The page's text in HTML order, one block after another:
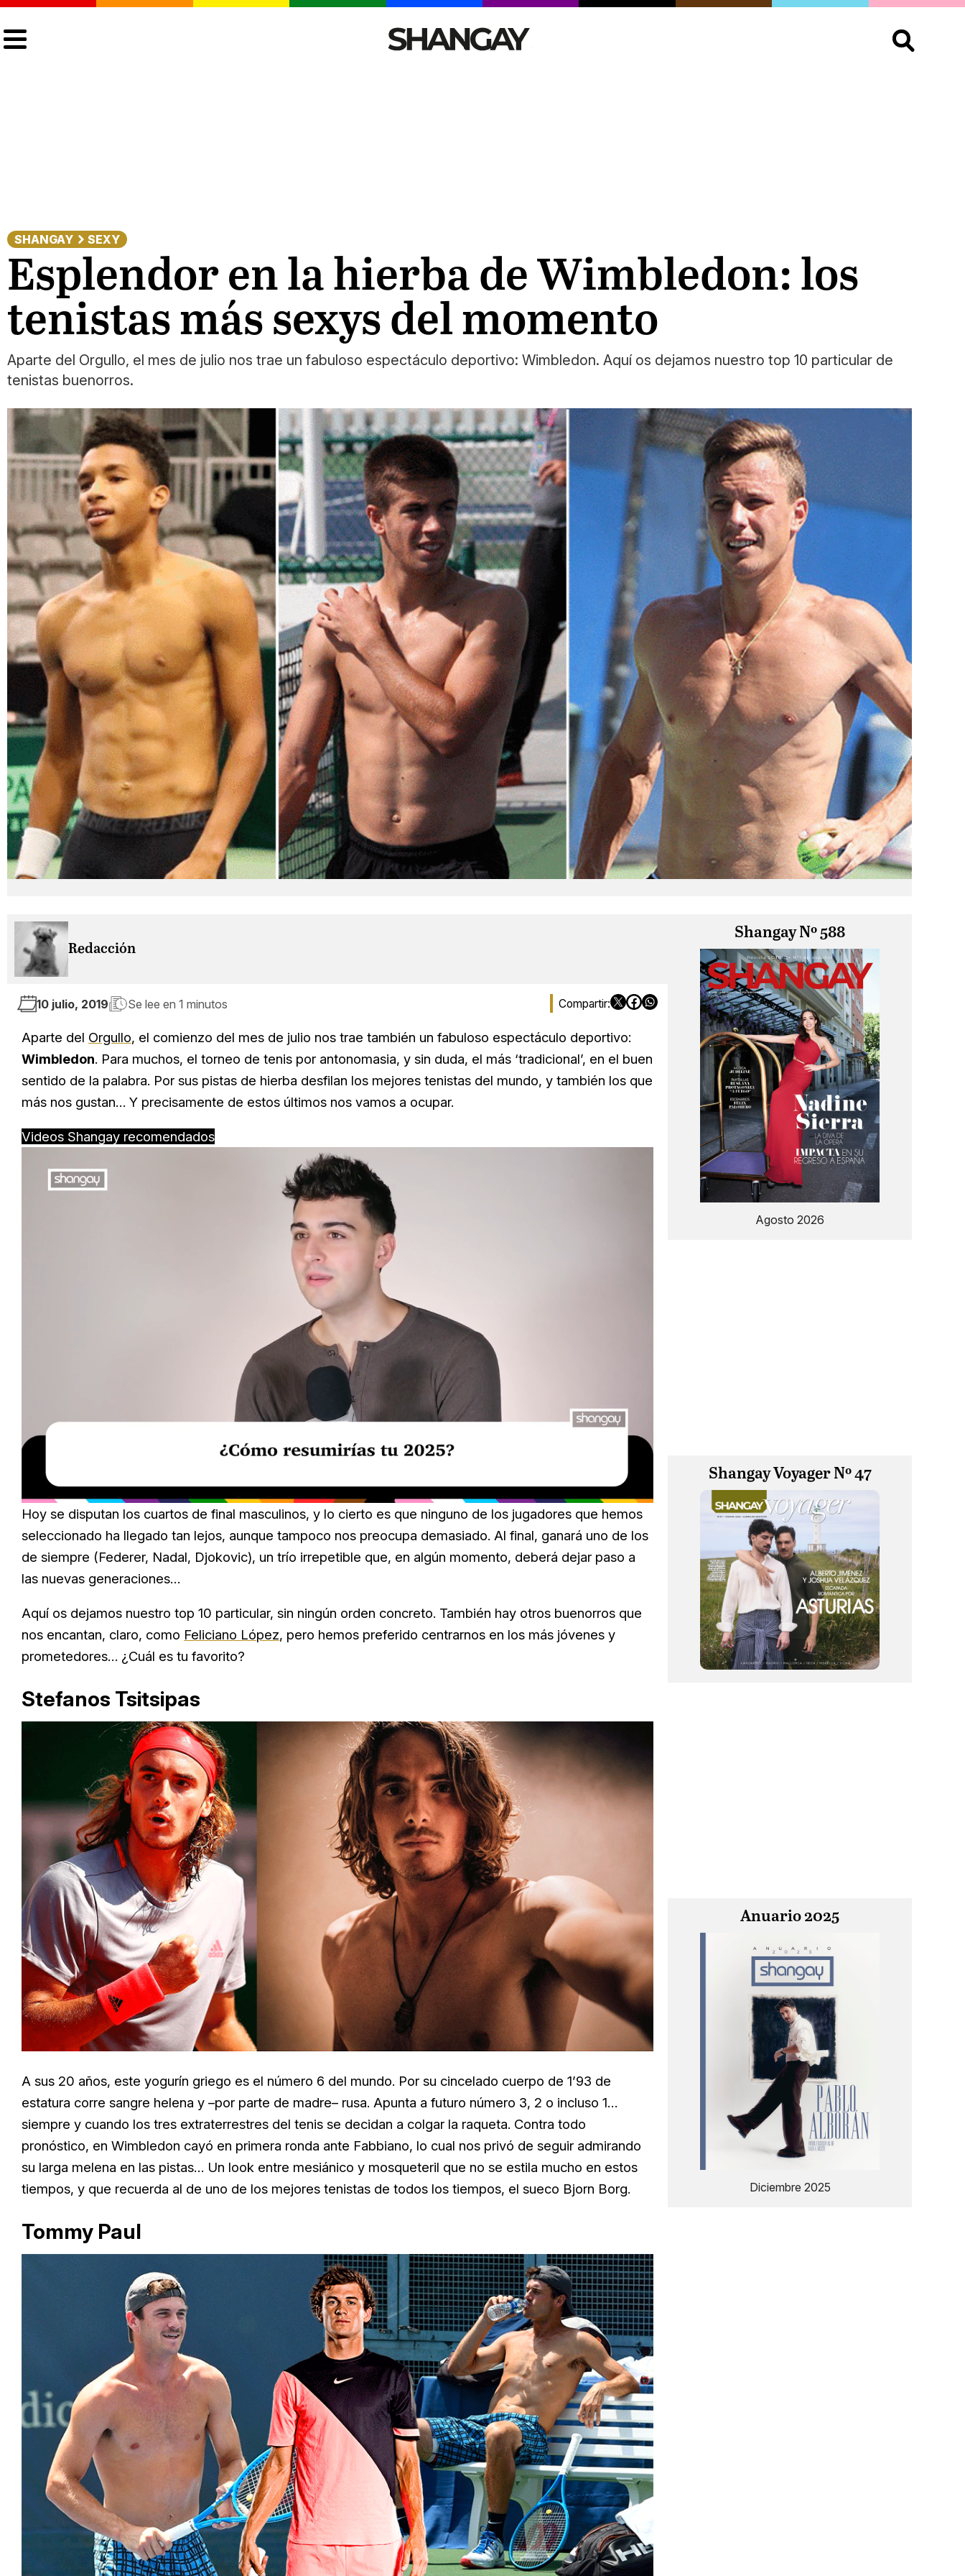
Buscar:
SHANGAY SEXY
Esplendor en la hierba de Wimbledon: los
tenistas más sexys del momento
Aparte del Orgullo, el mes de julio nos trae un fabuloso espectáculo deportivo: Wimbledon. Aquí os dejamos nuestro top 10 particular de
tenistas buenorros.
Redacción
10 julio, 2019 Se lee en 1 minutos
Aparte del Orgullo, el comienzo del mes de julio nos trae también un fabuloso espectáculo deportivo:
Wimbledon. Para muchos, el torneo de tenis por antonomasia, y sin duda, el más ‘tradicional’, en el buen
sentido de la palabra. Por sus pistas de hierba desfilan los mejores tenistas del mundo, y también los que
más nos gustan… Y precisamente de estos últimos nos vamos a ocupar.
Videos Shangay recomendados
29.95%
Hoy se disputan los cuartos de final masculinos, y lo cierto es que ninguno de los jugadores que hemos
seleccionado ha llegado tan lejos, aunque tampoco nos preocupa demasiado. Al final, ganará uno de los
de siempre (Federer, Nadal, Djokovic), un trío irrepetible que, en algún momento, deberá dejar paso a
las nuevas generaciones…
Aquí os dejamos nuestro top 10 particular, sin ningún orden concreto. También hay otros buenorros que
nos encantan, claro, como Feliciano López, pero hemos preferido centrarnos en los más jóvenes y
prometedores… ¿Cuál es tu favorito?
Stefanos Tsitsipas
A sus 20 años, este yogurín griego es el número 6 del mundo. Por su cincelado cuerpo de 1’93 de
estatura corre sangre helena y –por parte de madre– rusa. Apunta a futuro número 3, 2 o incluso 1…
siempre y cuando los tres extraterrestres del tenis se decidan a colgar la raqueta. Contra todo
pronóstico, en Wimbledon cayó en primera ronda ante Fabbiano, lo cual nos privó de seguir admirando
su larga melena en las pistas… Un look entre mesiánico y mosqueteril que no se estila mucho en estos
tiempos, y que recuerda al de uno de los mejores tenistas de todos los tiempos, el sueco Bjorn Borg.
Tommy Paul
Shangay Nº 588
Agosto 2026
Shangay Voyager Nº 47
Anuario 2025
Diciembre 2025